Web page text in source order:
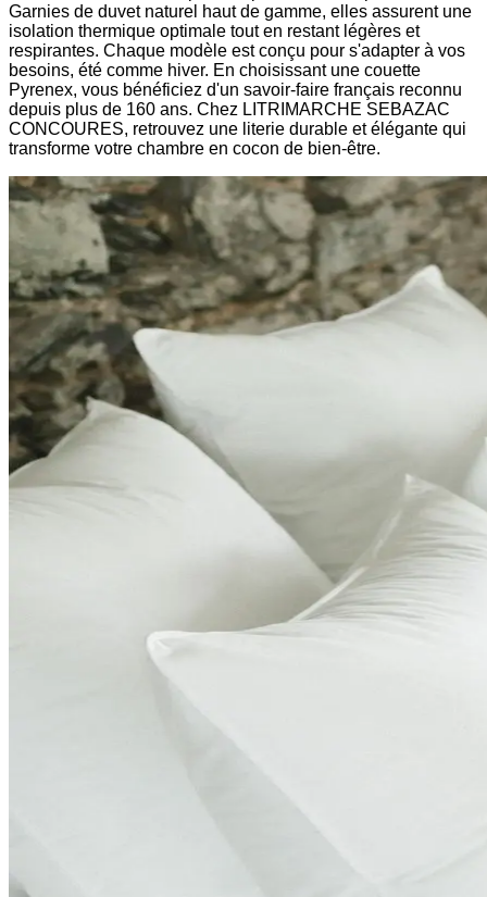
Garnies de duvet naturel haut de gamme, elles assurent une
isolation thermique optimale tout en restant légères et
respirantes. Chaque modèle est conçu pour s'adapter à vos
besoins, été comme hiver. En choisissant une couette
Pyrenex, vous bénéficiez d'un savoir-faire français reconnu
depuis plus de 160 ans. Chez LITRIMARCHE SEBAZAC
CONCOURES, retrouvez une literie durable et élégante qui
transforme votre chambre en cocon de bien-être.